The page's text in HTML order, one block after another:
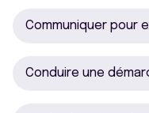
Communiquer pour
Conduire une